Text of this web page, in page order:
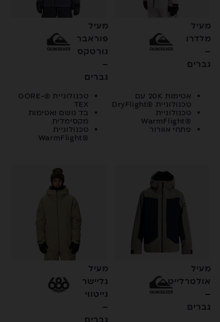
מעיל
מלדרו
–
גברים
אטימות 20K עם
טכנולוגיית ®DryFlight
טכנולוגיית
®WarmFlight
פתחי אוורור
מעיל
פוראבר
גורטקס
–
גברים
טכנולוגיית ®GORE-
TEX
בד נושם ואטימות
מקסימלית
טכנולוגיית
®WarmFlight
מעיל
אולטרלייט
–
גברים
מעיל
גליישר
גייטווי
–
גברים